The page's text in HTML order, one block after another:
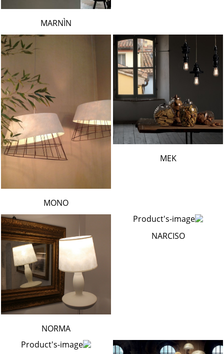
MARNÌN
MEK
MONO
NARCISO
NORMA